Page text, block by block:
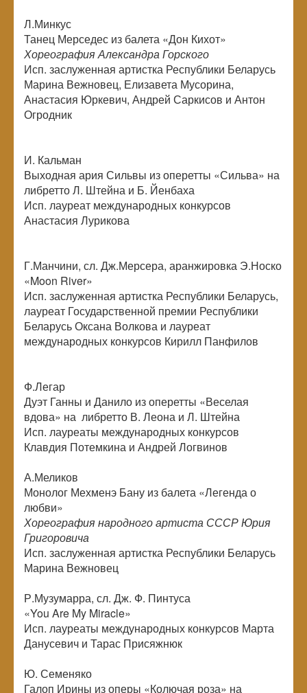
Л.Минкус
Танец Мерседес из балета «Дон Кихот»
Хореография Александра Горского
Исп. заслуженная артистка Республики Беларусь
Марина Вежновец, Елизавета Мусорина,
Анастасия Юркевич, Андрей Саркисов и Антон
Огродник
И. Кальман
Выходная ария Сильвы из оперетты «Сильва» на
либретто Л. Штейна и Б. Йенбаха
Исп. лауреат международных конкурсов
Анастасия Лурикова
Г.Манчини, сл. Дж.Мерсера, аранжировка Э.Носко
«Moon River»
Исп. заслуженная артистка Республики Беларусь,
лауреат Государственной премии Республики
Беларусь Оксана Волкова и лауреат
международных конкурсов Кирилл Панфилов
Ф.Легар
Дуэт Ганны и Данило из оперетты «Веселая
вдова» на либретто В. Леона и Л. Штейна
Исп. лауреаты международных конкурсов
Клавдия Потемкина и Андрей Логвинов
А.Меликов
Монолог Мехменэ Бану из балета «Легенда о
любви»
Хореография народного артиста СССР Юрия
Григоровича
Исп. заслуженная артистка Республики Беларусь
Марина Вежновец
Р.Музумарра, сл. Дж. Ф. Пинтуса
«You Are My Miracle»
Исп. лауреаты международных конкурсов Марта
Данусевич и Тарас Присяжнюк
Ю. Семеняко
Галоп Ирины из оперы «Колючая роза» на